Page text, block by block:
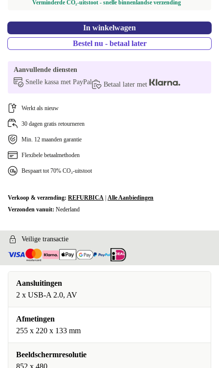
Verminderde CO₂-uitstoot - snelle binnenlandse verzending
In winkelwagen
Bestel nu - betaal later
Aanvullende diensten
Snelle kassa met PayPal
Betaal later met
Werkt als nieuw
30 dagen gratis retourneren
Min. 12 maanden garantie
Flexibele betaalmethoden
Bespaart tot 70% CO₂-uitstoot
Verkoop & verzending: REFURBICA Alle Aanbiedingen
Verzonden vanuit: Nederland
Veilige transactie
Aansluitingen
2 x USB-A 2.0, AV
Afmetingen
255 x 220 x 133 mm
Beeldschermresolutie